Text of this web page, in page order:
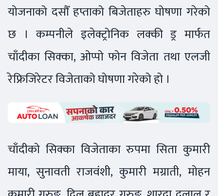
योजनाको दसौँ हप्ताको बिजेताहरु घोषणा गरेको
छ । कम्पनीले इलेक्ट्रोनिक लक्की ड्र मार्फत
चाँदीका सिक्का, ओप्पो फोन विजेता तथा एलजी
रेफ्रिजिरेटर विजेताको घोषणा गरेको हो ।
चाँदीको सिक्का विजेताका रुपमा सिता कुमारी
माया, सुनावती राजवंशी, कुमारी मग्राती, मोहन